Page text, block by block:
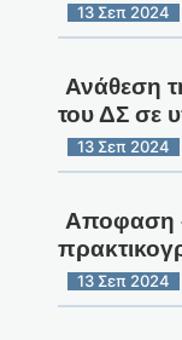
13 Σεπ 2024
Ανάθεση
του ΔΣ σε
13 Σεπ 2024
Αποφαση
13 Σεπ 2024